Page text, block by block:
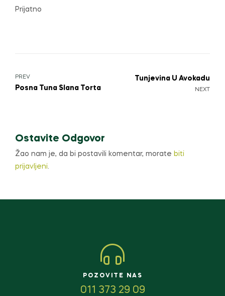
Prijatno
PREV
Posna Tuna Slana Torta NEXT
Tunjevina U Avokadu
Ostavite Odgovor
Žao nam je, da bi postavili komentar, morate biti
prijavljeni.
POZOVITE NAS
011 373 29 09